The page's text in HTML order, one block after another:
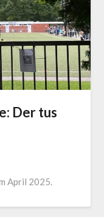
Der tus
April 2025.